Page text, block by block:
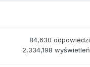
84,630 odpowiedzi
2,334,198 wyświetleń